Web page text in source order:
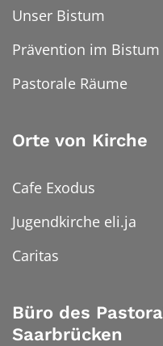
Unser Bistum
Prävention im Bistum
Pastorale Räume
Orte von Kirche
Cafe Exodus
Jugendkirche eli.ja
Caritas
Büro des
Saarbrücken